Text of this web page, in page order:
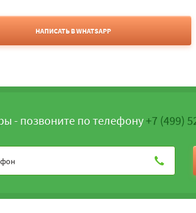
НАПИСАТЬ В WHATSAPP
- позвоните по телефону+7 (499)